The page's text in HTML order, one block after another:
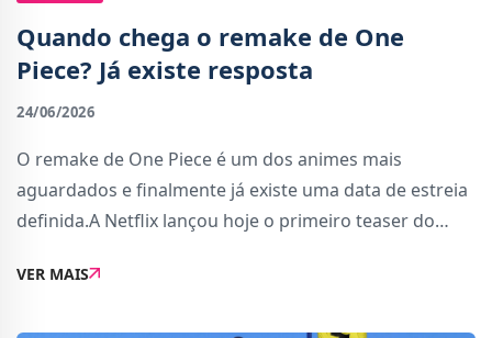
Quando chega o remake de One
Piece? Já existe resposta
24/06/2026
O remake de One Piece é um dos animes mais
aguardados e finalmente já existe uma data de estreia
definida.A Netflix lançou hoje o primeiro teaser do
do que esperar em termos de qualidade de anima
VER MAIS